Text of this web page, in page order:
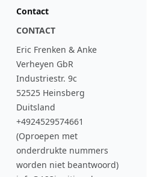
Contact
CONTACT
Eric Frenken & Anke
Verheyen GbR
Industriestr. 9c
52525 Heinsberg
Duitsland
+4924529574661
(Oproepen met
onderdrukte nummers
worden niet beantwoord)